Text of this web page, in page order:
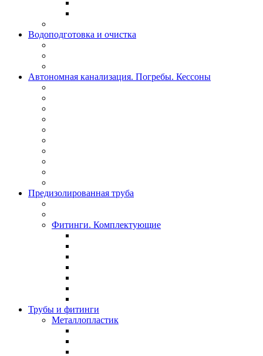
Водоподготовка и очистка
Автономная канализация. Погребы. Кессоны
Предизолированная труба
Фитинги. Комплектующие
Трубы и фитинги
Металлопластик